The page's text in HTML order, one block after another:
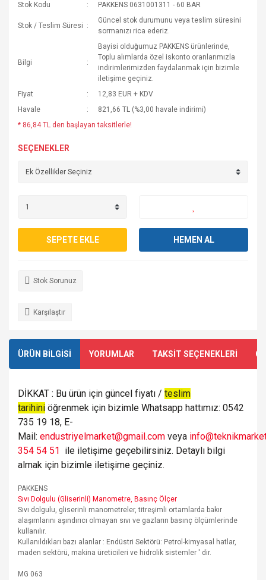
Stok Kodu
PAKKENS 0631001311 - 60 BAR
Stok / Teslim Süresi
Güncel stok durumunu veya teslim süresini
sormanızı rica ederiz.
Bilgi
Bayisi olduğumuz PAKKENS ürünlerinde,
Toplu alımlarda özel iskonto oranlarımızla
indirimlerimizden faydalanmak için bizimle
iletişime geçiniz.
Fiyat
12,83 EUR + KDV
Havale
821,66 TL (%3,00 havale indirimi)
* 86,84 TL den başlayan taksitlerle!
SEÇENEKLER
SEPETE EKLE HEMEN AL
Stok Sorunuz
Karşılaştır
ÜRÜN BİLGİSİ YORUMLAR TAKSİT SEÇENEKLERİ
DİKKAT : Bu ürün için güncel fiyatı / teslim
tarihini öğrenmek için bizimle Whatsapp hattımız: 0542
735 19 18, E-
Mail: endustriyelmarket@gmail.com veya
354 54 51 ile iletişime geçebilirsiniz. Detaylı bilgi
almak için bizimle iletişime geçiniz.
PAKKENS
Sıvı Dolgulu (Gliserinli) Manometre, Basınç Ölçer
Sıvı dolgulu, gliserinli manometreler, titreşimli ortamlarda bakır
alaşımlarını aşındırıcı olmayan sıvı ve gazların basınç ölçümlerinde
kullanılır.
Kullanıldıkları bazı alanlar : Endüstri Sektörü: Petrol-kimyasal hatlar,
maden sektörü, makina üreticileri ve hidrolik sistemler ' dir.
MG 063